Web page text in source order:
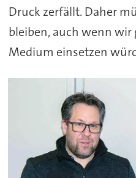
Druck zerfällt. Daher
bleiben, auch wenn wir
Medium einsetzen